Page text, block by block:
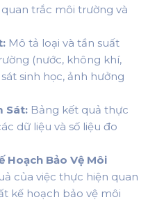
trắc môi trường và
Mô tả loại và tần suất
(nước, không khí,
sinh học, ảnh hưởng
Sát: Bảng kết quả thực
dữ liệu và số liệu đo
Hoạch Bảo Vệ Môi
của việc thực hiện quan
kế hoạch bảo vệ môi